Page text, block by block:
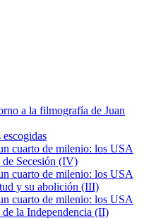
a la filmografía de Juan
cuarto de milenio: los USA
Secesión (IV)
cuarto de milenio: los USA
y su abolición (III)
cuarto de milenio: los USA
la Independencia (II)